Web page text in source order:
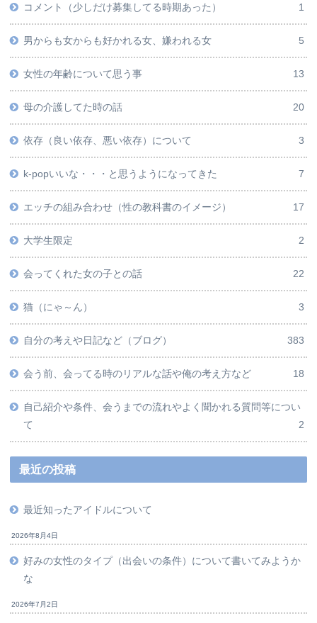
コメント（少しだけ募集してる時期あった） 1
男からも女からも好かれる女、嫌われる女 5
女性の年齢について思う事 13
母の介護してた時の話 20
依存（良い依存、悪い依存）について 3
k-popいいな・・・と思うようになってきた 7
エッチの組み合わせ（性の教科書のイメージ） 17
大学生限定 2
会ってくれた女の子との話 22
猫（にゃ～ん） 3
自分の考えや日記など（ブログ） 383
会う前、会ってる時のリアルな話や俺の考え方など 18
自己紹介や条件、会うまでの流れやよく聞かれる質問等につい
て
2
最近の投稿
最近知ったアイドルについて
2026年8月4日
好みの女性のタイプ（出会いの条件）について書いてみようか
な
2026年7月2日